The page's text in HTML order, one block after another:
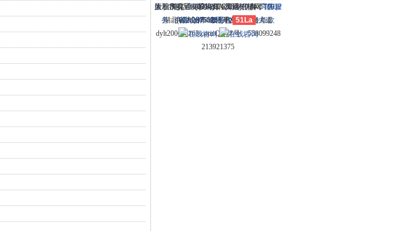
关于我们-联系我们-本站招聘-广告服
务- 商业合作-服务内容-服务条款
电话：(0714)8765286 传真：
(0714)8765285 电子邮件：
dylt2006@163.com QQ群号：558099248
213921375
大冶市灵通科技有限公司 @ （435100）
湖北省大冶市城北开发区新冶大道
版权所有 © 2006-2026灵通铝材网鄂ICP
备12005698号-1
51La